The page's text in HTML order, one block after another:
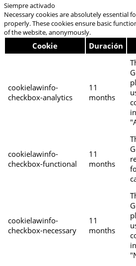
Siempre activado
Necessary cookies are absolutely essential
properly. These cookies ensure basic
of the website, anonymously.
Cookie Duración
cookielawinfo-
checkbox-analytics
11
months
cookielawinfo-
checkbox-functional
11
months
cookielawinfo-
checkbox-necessary
11
months